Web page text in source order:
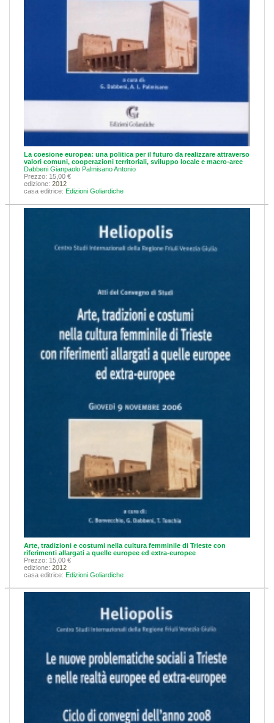
La coesione europea: una politica per il futuro da realizzare attraverso
valori comuni, cooperazioni territoriali, sviluppo locale e macro-aree
Dabbeni Gianpaolo Palmisano Antonio
Prezzo: 15,00 €
edizione: 2012
casa editrice: Edizioni Goliardiche
Arte, tradizioni e costumi nella cultura femminile di Trieste con
riferimenti allargati a quelle europee ed extra-europee
Prezzo: 15,00 €
edizione: 2012
casa editrice: Edizioni Goliardiche